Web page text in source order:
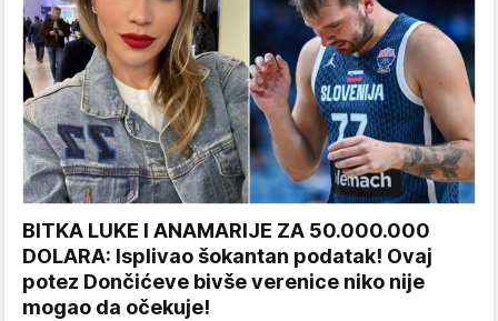
BITKA LUKE I ANAMARIJE ZA 50.000.000
DOLARA: Isplivao šokantan podatak! Ovaj
potez Dončićeve bivše verenice niko nije
mogao da očekuje!